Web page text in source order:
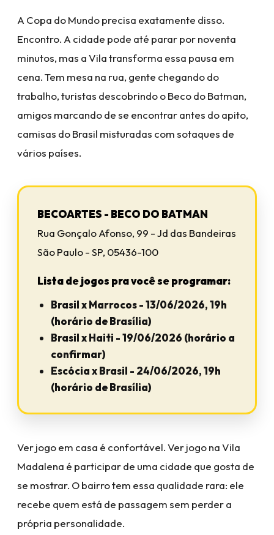
A Copa do Mundo precisa exatamente disso.
Encontro. A cidade pode até parar por noventa
minutos, mas a Vila transforma essa pausa em
cena. Tem mesa na rua, gente chegando do
trabalho, turistas descobrindo o Beco do Batman,
amigos marcando de se encontrar antes do apito,
camisas do Brasil misturadas com sotaques de
vários países.
BECOARTES - BECO DO BATMAN
Rua Gonçalo Afonso, 99 - Jd das Bandeiras
São Paulo - SP, 05436-100
Lista de jogos pra você se programar:
Brasil x Marrocos - 13/06/2026, 19h
(horário de Brasília)
Brasil x Haiti - 19/06/2026 (horário a
confirmar)
Escócia x Brasil - 24/06/2026, 19h
(horário de Brasília)
Ver jogo em casa é confortável. Ver jogo na Vila
Madalena é participar de uma cidade que gosta de
se mostrar. O bairro tem essa qualidade rara: ele
recebe quem está de passagem sem perder a
própria personalidade.